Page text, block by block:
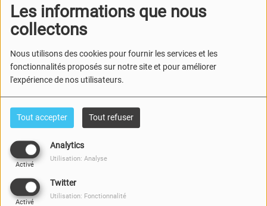
Les informations que nous
collectons
Nous utilisons des cookies pour fournir les services et les
fonctionnalités proposés sur notre site et pour améliorer
l'expérience de nos utilisateurs.
Tout accepter Tout refuser
Analytics
Activé
Utilisation: Analyse
Twitter
Activé
Utilisation: Fonctionnalité
13 MARS 2026
vous fait découvrir ou redécouvrir l’histoire du mouvement
punk, sa musique, ses figures emblématiques et ses
évolutions. Avec anecdotes, interviews de groupes et de
personnes croisées au hasard (micro-port) sur des